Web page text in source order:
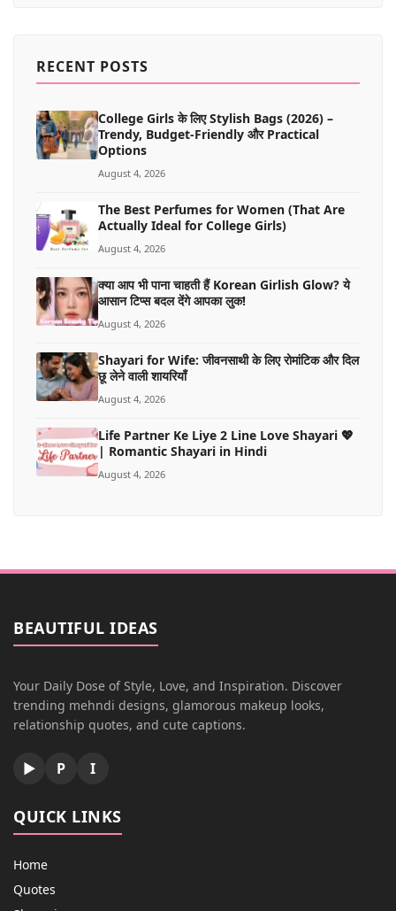
RECENT POSTS
College Girls के लिए Stylish Bags (2026) –
Trendy, Budget-Friendly और Practical
Options
August 4, 2026
The Best Perfumes for Women (That Are
Actually Ideal for College Girls)
August 4, 2026
क्या आप भी पाना चाहती हैं Korean Girlish Glow? ये
आसान टिप्स बदल देंगे आपका लुक!
August 4, 2026
Shayari for Wife: जीवनसाथी के लिए रोमांटिक और दिल
छू लेने वाली शायरियाँ
August 4, 2026
Life Partner Ke Liye 2 Line Love Shayari 💖
| Romantic Shayari in Hindi
August 4, 2026
BEAUTIFUL IDEAS
Your Daily Dose of Style, Love, and Inspiration. Discover
trending mehndi designs, glamorous makeup looks,
relationship quotes, and cute captions.
▶ P I
QUICK LINKS
Home
Quotes